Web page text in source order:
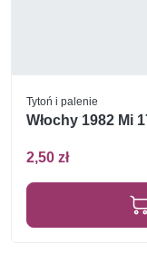
Tytoń i palenie
Włochy 1982 Mi
2,50 zł